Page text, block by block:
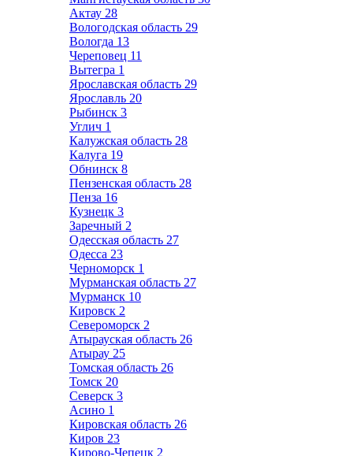
Актау 28
Вологодская область 29
Вологда 13
Череповец 11
Вытегра 1
Ярославская область 29
Ярославль 20
Рыбинск 3
Углич 1
Калужская область 28
Калуга 19
Обнинск 8
Пензенская область 28
Пенза 16
Кузнецк 3
Заречный 2
Одесская область 27
Одесса 23
Черноморск 1
Мурманская область 27
Мурманск 10
Кировск 2
Североморск 2
Атырауская область 26
Атырау 25
Томская область 26
Томск 20
Северск 3
Асино 1
Кировская область 26
Киров 23
Кирово-Чепецк 2